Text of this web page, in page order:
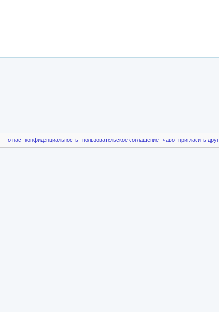
о нас конфиденциальность пользовательское соглашение чаво пригласить